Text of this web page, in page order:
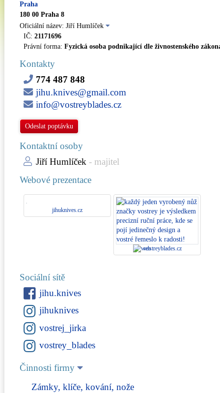
Praha
180 00 Praha 8
Oficiální název: Jiří Humlíček
IČ: 21171696
Právní forma: Fyzická osoba podnikající dle živnostenského
Kontakty
774 487 848
jihu.knives@gmail.com
info@vostreyblades.cz
Odeslat poptávku
Kontaktní osoby
Jiří Humlíček - majitel
Webové prezentace
jihuknives.cz
vostreyblades.cz
Sociální sítě
jihu.knives
jihuknives
vostrej_jirka
vostrey_blades
Činnosti firmy
Zámky, klíče, kování, nože